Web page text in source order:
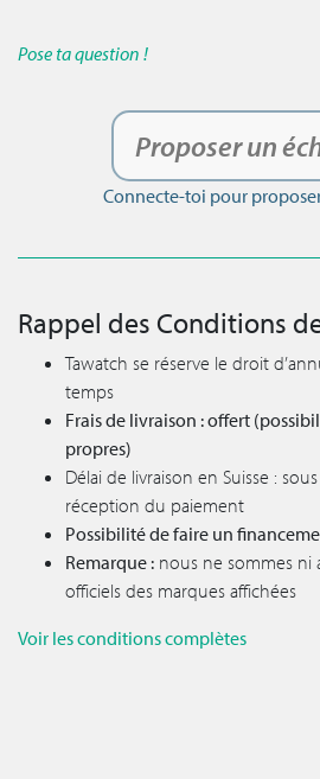
Pose ta question !
Proposer un
Connecte-toi pour
Rappel des Conditions
Tawatch se réserve le droit
temps
Frais de livraison : offert
propres)
Délai de livraison en Suisse :
réception du paiement
Possibilité de faire un
Remarque : nous ne sommes ni
officiels des marques affichées
Voir les conditions complètes